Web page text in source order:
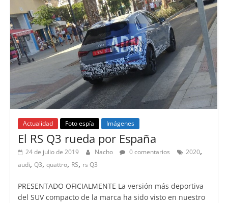
Actualidad Foto espía Imágenes
El RS Q3 rueda por España
24 de julio de 2019 Nacho 0 comentarios 2020,
audi, Q3, quattro, RS, rs Q3
PRESENTADO OFICIALMENTE La versión más deportiva
del SUV compacto de la marca ha sido visto en nuestro